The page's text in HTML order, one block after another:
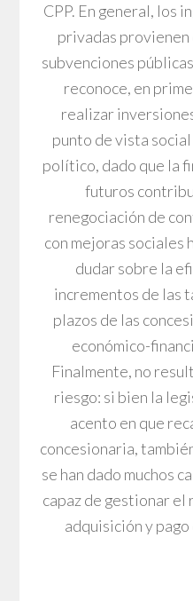
CPP. En general, los
privadas provienen
subvenciones
reconoce, en
realizar
punto de vista
político, dado que la
futuros
renegociación de
con mejoras sociales
dudar sobre la
incrementos de las
plazos de las
económico-
Finalmente, no
riesgo: si bien la
acento en que
concesionaria,
se han dado muchos
capaz de gestionar el
adquisición y